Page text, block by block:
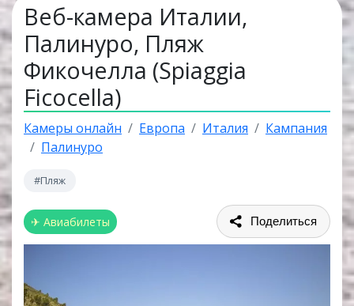
Веб-камера Италии,
Палинуро, Пляж
Фикочелла (Spiaggia
Ficocella)
Камеры онлайн Европа Италия
Кампания
Палинуро
#Пляж
✈ Авиабилеты Поделиться